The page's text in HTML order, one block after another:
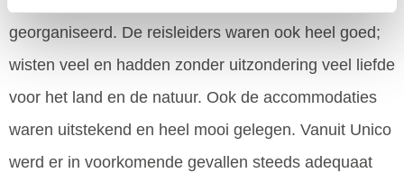
georganiseerd. De reisleiders waren ook heel goed;
wisten veel en hadden zonder uitzondering veel liefde
voor het land en de natuur. Ook de accommodaties
waren uitstekend en heel mooi gelegen. Vanuit Unico
werd er in voorkomende gevallen steeds adequaat